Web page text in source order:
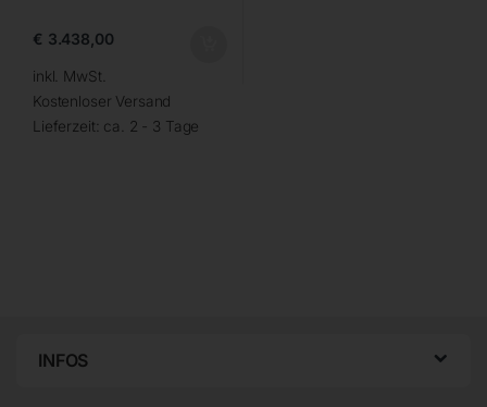
€ 3.438,00
inkl. MwSt.
Kostenloser Versand
Lieferzeit: ca. 2 - 3 Tage
INFOS